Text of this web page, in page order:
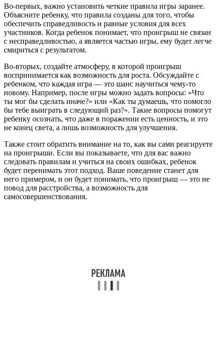
Во-первых, важно установить четкие правила игры заранее.
Объясните ребенку, что правила созданы для того, чтобы
обеспечить справедливость и равные условия для всех
участников. Когда ребенок понимает, что проигрыш не связан
с несправедливостью, а является частью игры, ему будет легче
смириться с результатом.
Во-вторых, создайте атмосферу, в которой проигрыш
воспринимается как возможность для роста. Обсуждайте с
ребенком, что каждая игра — это шанс научиться чему-то
новому. Например, после игры можно задать вопросы: «Что
ты мог бы сделать иначе?» или «Как ты думаешь, что помогло
бы тебе выиграть в следующий раз?». Такие вопросы помогут
ребенку осознать, что даже в поражении есть ценность, и это
не конец света, а лишь возможность для улучшения.
Также стоит обратить внимание на то, как вы сами реагируете
на проигрыши. Если вы показываете, что для вас важно
следовать правилам и учиться на своих ошибках, ребенок
будет перенимать этот подход. Ваше поведение станет для
него примером, и он будет понимать, что проигрыш — это не
повод для расстройства, а возможность для
самосовершенствования.